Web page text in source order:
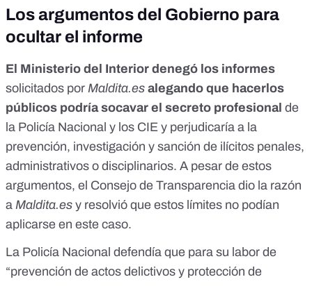
Los argumentos del Gobierno para
ocultar el informe
El Ministerio del Interior denegó los informes
solicitados por Maldita.es alegando que hacerlos
públicos podría socavar el secreto profesional de
la Policía Nacional y los CIE y perjudicaría a la
prevención, investigación y sanción de ilícitos penales,
administrativos o disciplinarios. A pesar de estos
argumentos, el Consejo de Transparencia dio la razón
a Maldita.es y resolvió que estos límites no podían
aplicarse en este caso.
La Policía Nacional defendía que para su labor de
“prevención de actos delictivos y protección de